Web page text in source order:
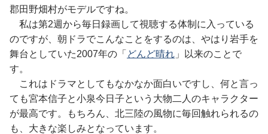
郡田野畑村がモデルですね。
私は第2週から毎日録画して視聴する体制に入っている
のですが、朝ドラでこんなことをするのは、やはり岩手を
舞台としていた2007年の「 どんど晴れ 」以来のことで
す。
これはドラマとしてもなかなか面白いですし、何と言っ
ても宮本信子と小泉今日子という大物二人のキャラクター
が最高です。もちろん、北三陸の風物に毎回触れられるの
も、大きな楽しみとなっています。